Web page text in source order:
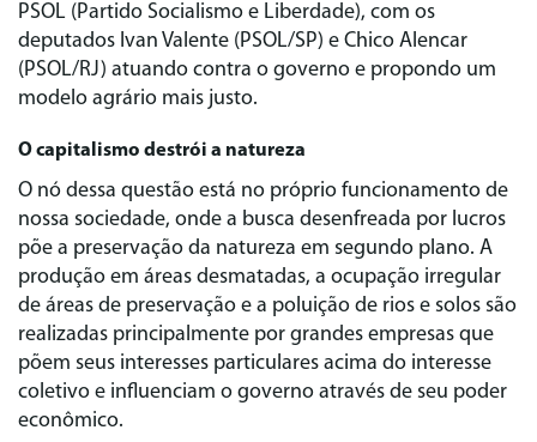
PSOL (Partido Socialismo e Liberdade), com os
deputados Ivan Valente (PSOL/SP) e Chico Alencar
(PSOL/RJ) atuando contra o governo e propondo um
modelo agrário mais justo.
O capitalismo destrói a natureza
O nó dessa questão está no próprio funcionamento de
nossa sociedade, onde a busca desenfreada por lucros
põe a preservação da natureza em segundo plano. A
produção em áreas desmatadas, a ocupação irregular
de áreas de preservação e a poluição de rios e solos são
realizadas principalmente por grandes empresas que
põem seus interesses particulares acima do interesse
coletivo e influenciam o governo através de seu poder
econômico.